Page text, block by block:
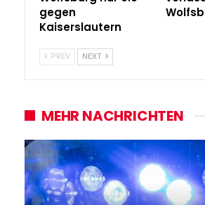
gegen
Kaiserslautern
PREV NEXT
MEHR NACHRICHTEN